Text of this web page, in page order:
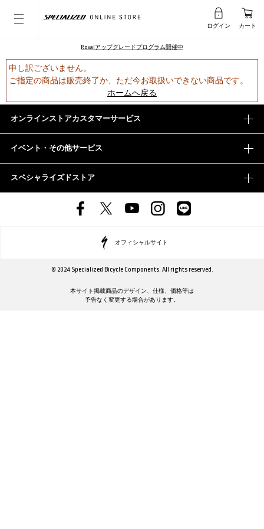
ログイン カート
Rovalアップグレードプログラム開催中
申し訳ございません。
ご指定の商品は販売終了か、ただ今お取扱いできない商品です。
ホームへ戻る
オンラインストアカスタマーサービス
イベント・その他サービス
スペシャライズドストア
オフィシャルサイト
© 2024 Specialized Bicycle Components. All rights reserved.
本サイト掲載商品のデザイン、仕様、価格等は
予告なく変更する場合があります。